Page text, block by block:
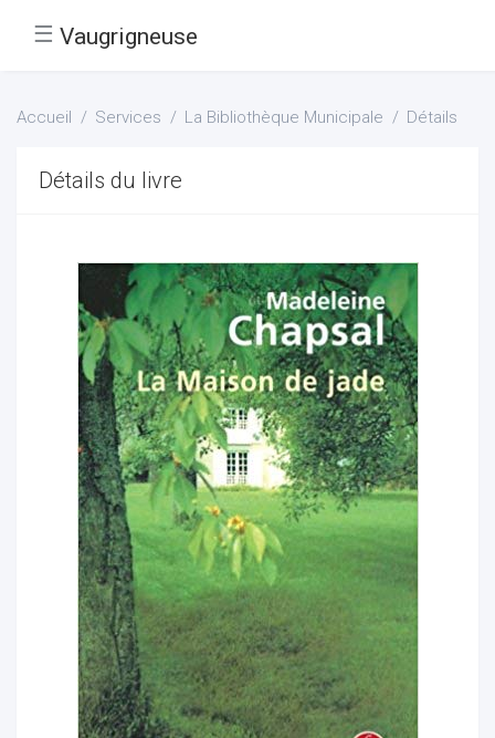
☰ Vaugrigneuse
Accueil Services La Bibliothèque Municipale Détails
Détails du livre